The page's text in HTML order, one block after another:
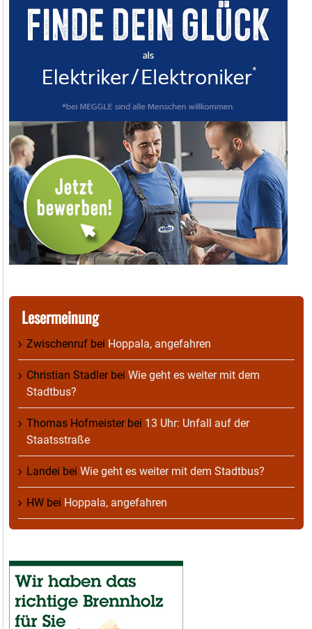
Lesermeinung
Zwischenruf bei Hoppala, angefahren
Christian Stadlerbei Wie geht es weiter mit dem
Stadtbus?
Thomas Hofmeisterbei 13 Uhr: Unfall auf der
Staatsstraße
Landei bei Wie geht es weiter mit dem Stadtbus?
HW bei Hoppala, angefahren